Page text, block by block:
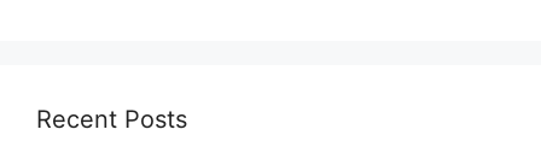
Recent Posts